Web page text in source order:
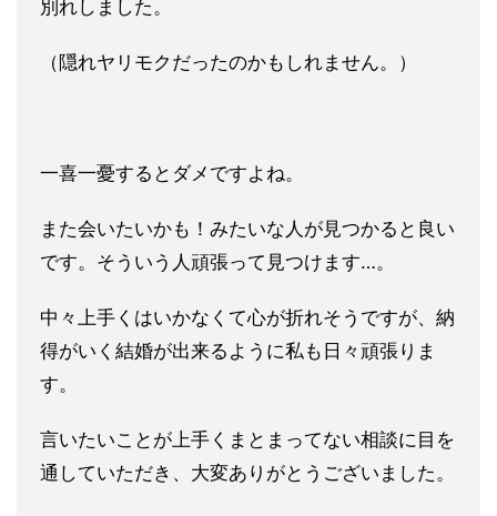
別れしました。
（隠れヤリモクだったのかもしれません。）
一喜一憂するとダメですよね。
また会いたいかも！みたいな人が見つかると良い
です。そういう人頑張って見つけます…。
中々上手くはいかなくて心が折れそうですが、納
得がいく結婚が出来るように私も日々頑張りま
す。
言いたいことが上手くまとまってない相談に目を
通していただき、 大変ありがとうございました。